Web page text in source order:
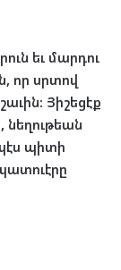
եւ մարդու
, որ սրտով
: Յիշեցէք
, նեղութեան
պիտի